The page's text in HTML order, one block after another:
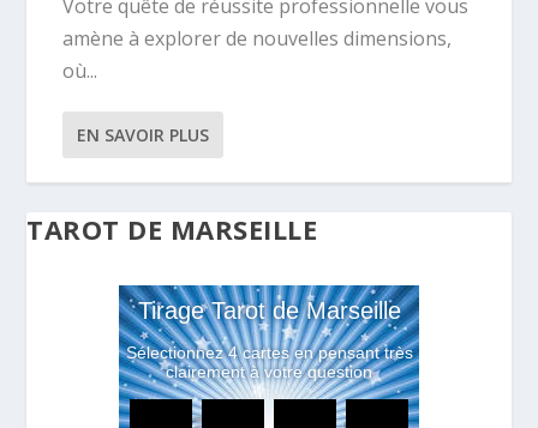
Votre quête de réussite professionnelle vous
amène à explorer de nouvelles dimensions,
où...
EN SAVOIR PLUS
TAROT DE MARSEILLE